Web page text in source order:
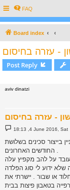
FAQ
Board index
- עזרה בחיסום
Post Reply
aviv dinatzi
- עזרה בחיסום
P
o
t
18:13 ,4 June 2016, Sat
בייצור סכינים בשלושת
החודשים האחרונים .
ידוע לי סוג הפלדה
או שבור . יישרתי את
בטאבון פיצות בבית